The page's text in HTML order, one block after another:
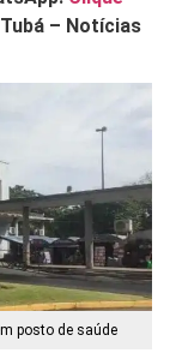
– Notícias
posto de saúde